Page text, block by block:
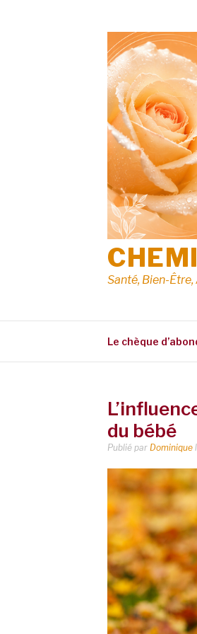
Santé, Bien-
Le chèque
du bébé
Publié par Dominique